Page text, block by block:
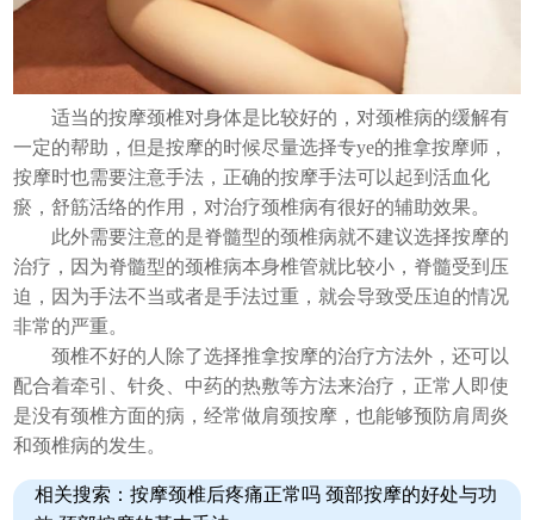
适当的按摩颈椎对身体是比较好的，对颈椎病的缓解有
一定的帮助，但是按摩的时候尽量选择专ye的推拿按摩师，
按摩时也需要注意手法，正确的按摩手法可以起到活血化
瘀，舒筋活络的作用，对治疗颈椎病有很好的辅助效果。
此外需要注意的是脊髓型的颈椎病就不建议选择按摩的
治疗，因为脊髓型的颈椎病本身椎管就比较小，脊髓受到压
迫，因为手法不当或者是手法过重，就会导致受压迫的情况
非常的严重。
颈椎不好的人除了选择推拿按摩的治疗方法外，还可以
配合着牵引、针灸、中药的热敷等方法来治疗，正常人即使
是没有颈椎方面的病，经常做肩颈按摩，也能够预防肩周炎
和颈椎病的发生。
相关搜索：按摩颈椎后疼痛正常吗 颈部按摩的好处与功